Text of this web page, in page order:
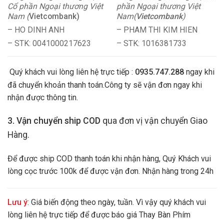
Cổ phần Ngoại thương Việt
Nam (Vietcombank)
– HO DINH ANH
– STK: 0041000217623
phần Ngoại thương Việt
Nam(Vietcombank)
– PHAM THI KIM HIEN
– STK: 1016381733
Quý khách vui lòng liên hệ trực tiếp : 0935.747.288 ngay khi
đã chuyển khoản thanh toán.Công ty sẽ vận đơn ngay khi
nhận được thông tin.
3. Vận chuyển ship COD qua đơn vị vận chuyển Giao
Hàng.
Để được ship COD thanh toán khi nhận hàng, Quý Khách vui
lòng cọc trước 100k để được vận đơn. Nhận hàng trong 24h
Lưu ý: Giá biến động theo ngày, tuần. Vì vậy quý khách vui
lòng liên hệ trực tiếp để được báo giá Thay Bàn Phím